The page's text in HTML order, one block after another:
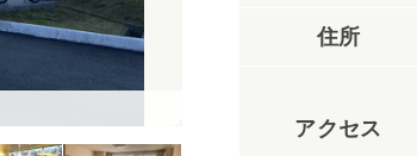
エントランスホール（フォ
住所
アクセス